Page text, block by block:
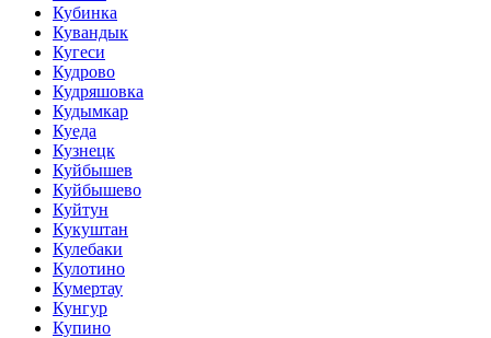
Кубинка
Кувандык
Кугеси
Кудрово
Кудряшовка
Кудымкар
Куеда
Кузнецк
Куйбышев
Куйбышево
Куйтун
Кукуштан
Кулебаки
Кулотино
Кумертау
Кунгур
Купино